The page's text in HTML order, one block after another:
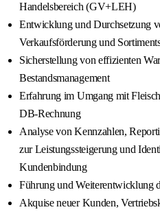
Handelsbereich (GV+LEH)
Entwicklung und Durchsetzung
Verkaufsförderung und
Sicherstellung von effizienten
Bestandsmanagement
Erfahrung im Umgang mit
DB-Rechnung
Analyse von Kennzahlen,
zur Leistungssteigerung und
Kundenbindung
Führung und Weiterentwicklung
Akquise neuer Kunden,